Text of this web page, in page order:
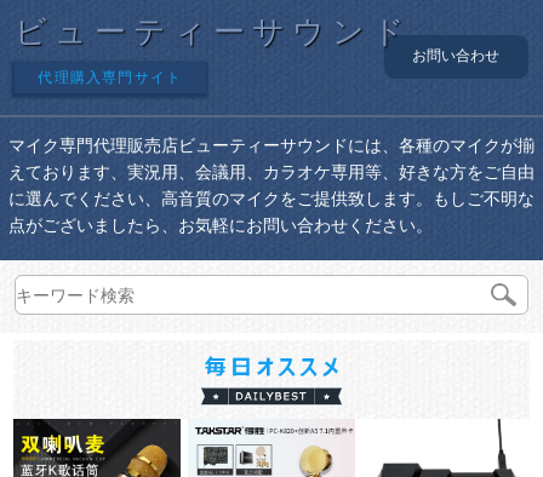
ビューティーサウンド
代理購入専門サイト
お問い合わせ
マイク専門代理販売店ビューティーサウンドには、各種のマイクが揃
えております、実況用、会議用、カラオケ専用等、好きな方をご自由
に選んでください、高音質のマイクをご提供致します。もしご不明な
点がございましたら、お気軽にお問い合わせください。